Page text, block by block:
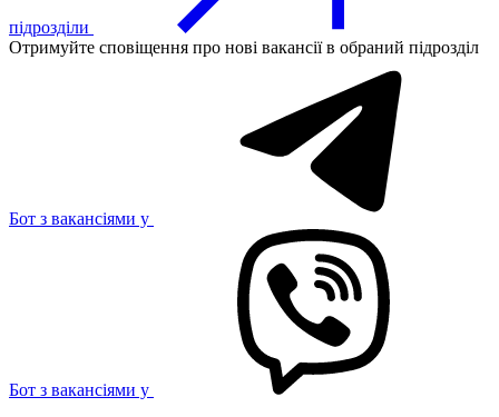
підрозділи
Отримуйте сповіщення про нові вакансії в обраний підрозділ
Бот з вакансіями у
Бот з вакансіями у